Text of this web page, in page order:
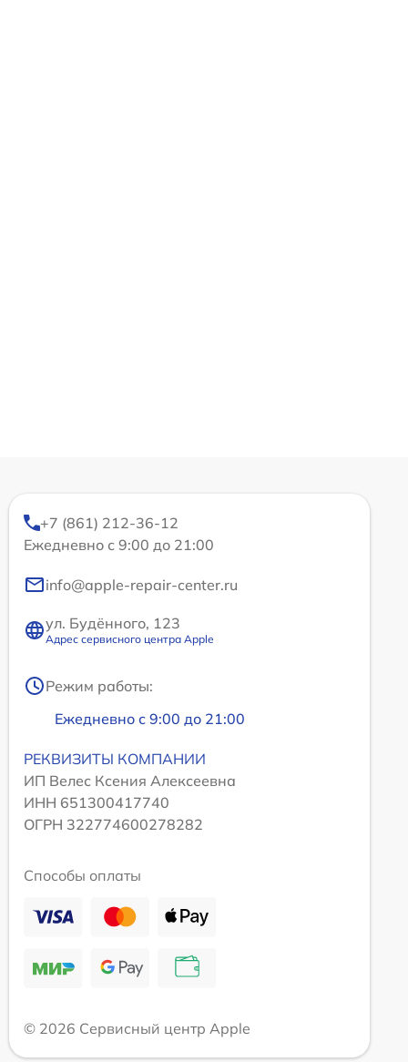
+7 (861) 212-36-12
Ежедневно с 9:00 до 21:00
info@apple-repair-center.ru
ул. Будённого, 123
Адрес сервисного центра Apple
Режим работы:
Ежедневно с 9:00 до 21:00
РЕКВИЗИТЫ КОМПАНИИ
ИП Велес Ксения Алексеевна
ИНН 651300417740
ОГРН 322774600278282
Способы оплаты
© 2026 Сервисный центр Apple